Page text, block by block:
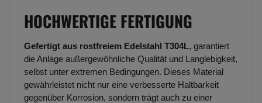
HOCHWERTIGE FERTIGUNG
Gefertigt aus rostfreiem Edelstahl T304L, garantiert
die Anlage außergewöhnliche Qualität und Langlebigkeit,
selbst unter extremen Bedingungen. Dieses Material
gewährleistet nicht nur eine verbesserte Haltbarkeit
gegenüber Korrosion, sondern trägt auch zu einer